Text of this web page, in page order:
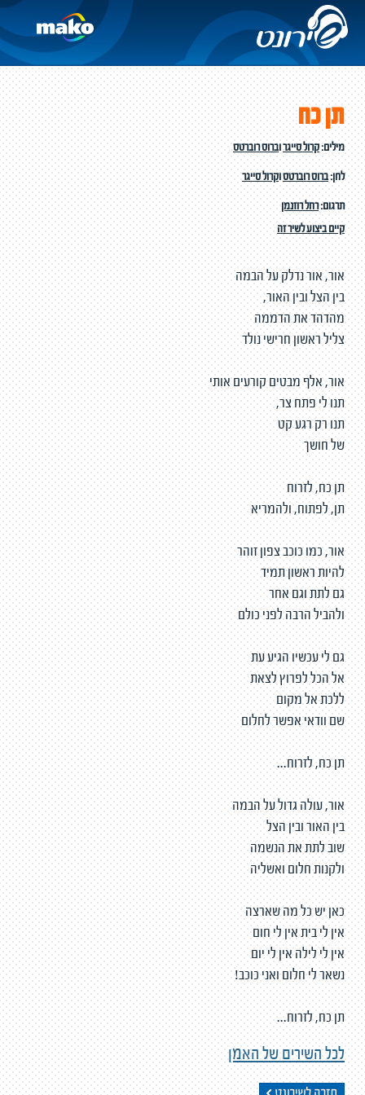
תן כח
מילים:קרול סייגרוברוס רוברטס
לחן:ברוס רוברטסוקרול סייגר
תרגום:רחל רוזנמן
קיים ביצוע לשיר זה
אור, אור נדלק על הבמה
בין הצל ובין האור,
מהדהד את הדממה
צליל ראשון חרישי נולד
אור, אלף מבטים קורעים אותי
תנו לי פתח צר,
תנו רק רגע קט
של חושך
תן כח, לזרוח
תן, לפתוח, ולהמריא
אור, כמו כוכב צפון זוהר
להיות ראשון תמיד
גם לתת וגם אחר
ולהביל הרבה לפני כולם
גם לי עכשיו הגיע עת
אל הכל לפרוץ לצאת
ללכת אל מקום
שם וודאי אפשר לחלום
תן כח, לזרוח...
אור, עולה גדול על הבמה
בין האור ובין הצל
שוב לתת את הנשמה
ולקנות חלום ואשליה
כאן יש כל מה שארצה
אין לי בית אין לי חום
אין לי לילה אין לי יום
נשאר לי חלום ואני כוכב!
תן כח, לזרוח...
לכל השירים של האמן